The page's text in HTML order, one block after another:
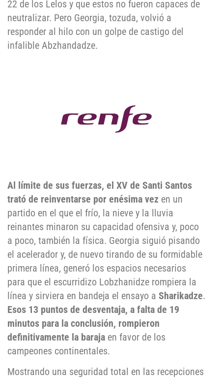
22 de los Lelos y que estos no fueron capaces de
neutralizar. Pero Georgia, tozuda, volvió a
responder al hilo con un golpe de castigo del
infalible Abzhandadze.
Al límite de sus fuerzas, el XV de Santi Santos
trató de reinventarse por enésima vez en un
partido en el que el frío, la nieve y la lluvia
reinantes minaron su capacidad ofensiva y, poco
a poco, también la física. Georgia siguió pisando
el acelerador y, de nuevo tirando de su formidable
primera línea, generó los espacios necesarios
para que el escurridizo Lobzhanidze rompiera la
línea y sirviera en bandeja el ensayo a Sharikadze.
Esos 13 puntos de desventaja, a falta de 19
minutos para la conclusión, rompieron
definitivamente la baraja en favor de los
campeones continentales.
Mostrando una seguridad total en las recepciones